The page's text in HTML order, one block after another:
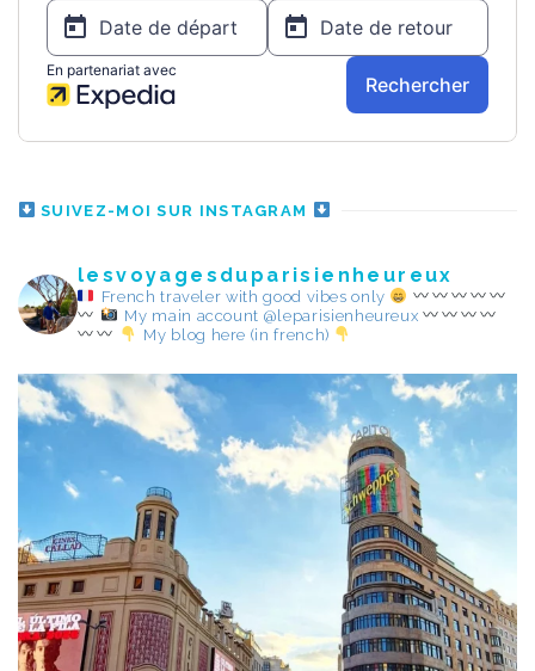
SUIVEZ-MOI SUR INSTAGRAM
lesvoyagesduparisienheureux
French traveler with good vibes only
My main account @leparisienheureux
My blog here (in french)